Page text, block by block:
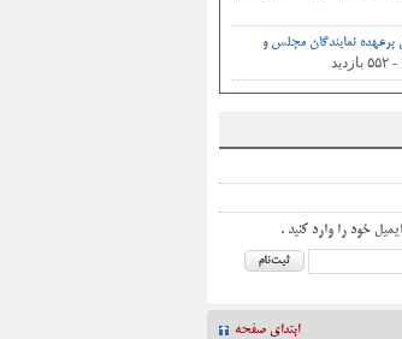
برعهده نمایندگان مجلس و
- ۵۵۲ بازدید
خود را وارد کنید .
ابتدای صفحه